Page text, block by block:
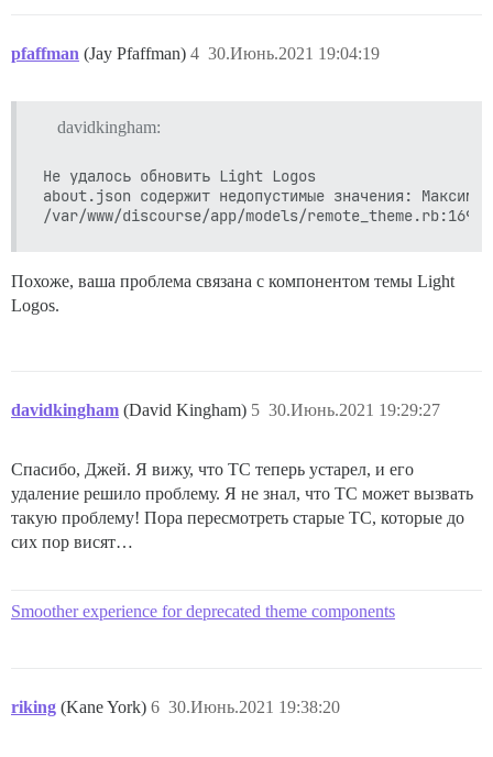
pfaffman (Jay Pfaffman) 30.Июнь.2021 19:04:19
4
davidkingham:
Не удалось обновить Light Logos
about.json содержит недопустимые значения:
Похоже, ваша проблема связана с компонентом темы Light
Logos.
davidkingham (David Kingham) 30.Июнь.2021 19:29:27
5
Спасибо, Джей. Я вижу, что TC теперь устарел, и его
удаление решило проблему. Я не знал, что TC может вызвать
такую проблему! Пора пересмотреть старые TC, которые до
сих пор висят…
Smoother experience for deprecated theme components
riking (Kane York) 30.Июнь.2021 19:38:20
6